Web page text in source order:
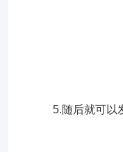
5.随后就可以发